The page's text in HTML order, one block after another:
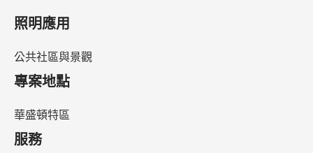
照明應用
公共社區與景觀
專案地點
華盛頓特區
服務